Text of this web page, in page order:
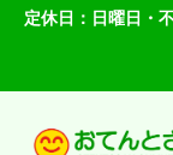
定休日：日曜日・